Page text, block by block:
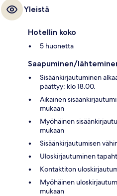
Yleistä
Hotellin koko
5 huonetta
Saapuminen/
Sisäänkirjautuminen
päättyy: klo 18.00.
Aikainen
mukaan
Myöhäinen
mukaan
Sisäänkirjautumisen
Uloskirjautuminen
Kontaktiton
Myöhäinen
mukaan